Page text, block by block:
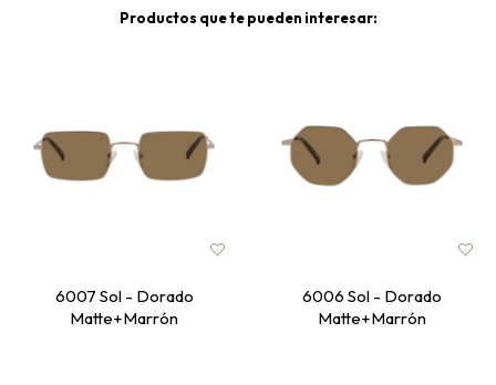
Productos que te pueden interesar:
6007 Sol - Dorado
Matte+Marrón
6006 Sol - Dorado
Matte+Marrón